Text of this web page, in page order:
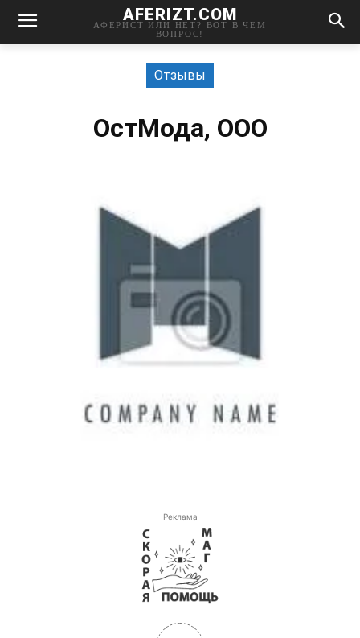
AFERIZT.COM
АФЕРИСТ ИЛИ НЕТ? ВОТ В ЧЕМ
ВОПРОС!
Отзывы
ОстМода, ООО
Реклама